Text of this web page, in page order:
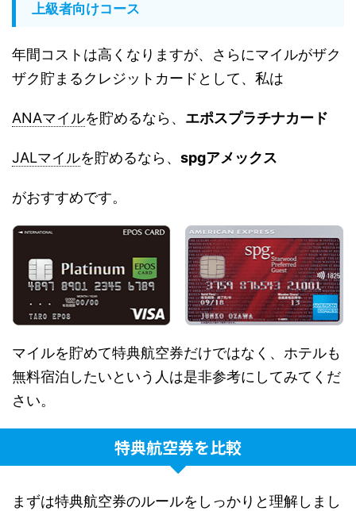
上級者向けコース
年間コストは高くなりますが、さらにマイルがザク
ザク貯まるクレジットカードとして、私は
ANAマイルを貯めるなら、 エポスプラチナカード
JALマイルを貯めるなら、 spgアメックス
がおすすめです。
マイルを貯めて特典航空券だけではなく、ホテルも
無料宿泊したいという人は是非参考にしてみてくだ
さい。
特典航空券を比較
まずは特典航空券のルールをしっかりと理解しまし